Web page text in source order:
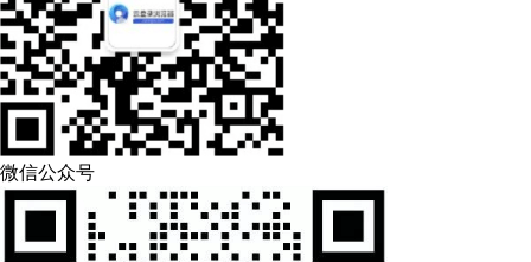
微信公众号